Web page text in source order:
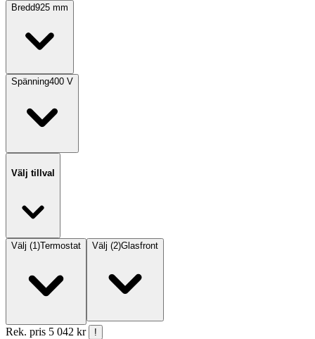
Bredd925 mm
Spänning400 V
Välj tillval
Välj (1)Termostat Välj (2)Glasfront
Rek. pris 5 042 kr !